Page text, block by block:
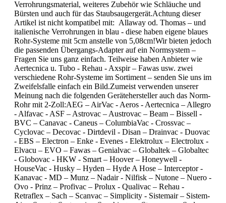
Verrohrungsmaterial, weiteres Zubehör wie Schläuche und
Bürsten und auch für das Staubsaugergerät.Achtung dieser
Artikel ist nicht kompatibel mit: Allaway od. Thomas – und
italienische Verrohrungen in blau - diese haben eigene blaues
Rohr-Systeme mit 5cm anstelle von 5,08cm!Wir bieten jedoch
die passenden Übergangs-Adapter auf ein Normsystem –
Fragen Sie uns ganz einfach. Teilweise haben Anbieter wie
Aertecnica u. Tubo - Rehau - Axspir – Fawas usw. zwei
verschiedene Rohr-Systeme im Sortiment – senden Sie uns im
Zweifelsfalle einfach ein Bild.Zumeist verwenden unserer
Meinung nach die folgenden Gerätehersteller auch das Norm-
Rohr mit 2-Zoll:AEG – AirVac - Aeros - Aertecnica – Allegro
- Alfavac - ASF – Astrovac – Austrovac – Beam – Bissell -
BVC – Canavac - Caneus – ColumbiaVac - Crossvac –
Cyclovac – Decovac - Dirtdevil - Disan – Drainvac - Duovac
- EBS – Electron – Enke - Evenes - Elektrolux – Electrolux -
Elvacu – EVO – Fawas – Genialvac – Globaltek – Globaltec
- Globovac - HKW - Smart – Hoover – Honeywell -
HouseVac - Husky – Hyden – Hyde A Hose – Interceptor -
Kanavac - MD – Munz – Nadair - Nilfisk – Nutone – Nuero -
Ovo - Prinz – Profivac – Prolux - Qualivac – Rehau -
Retraflex – Sach – Scanvac – Simplicity - Sistemair – Sistem-